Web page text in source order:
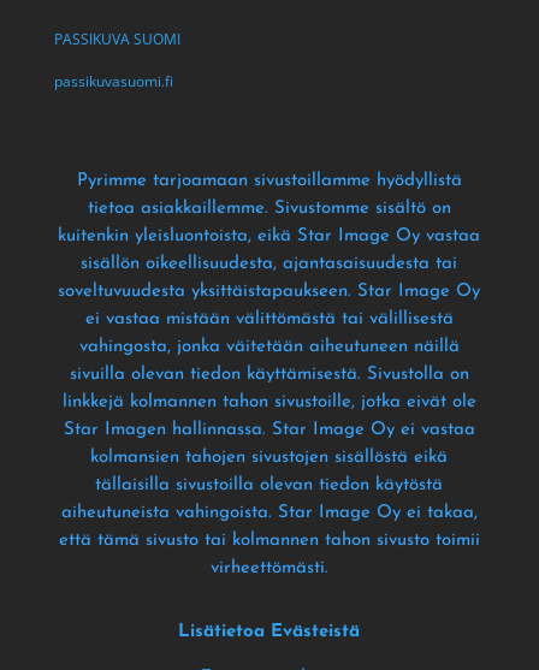
PASSIKUVA SUOMI
passikuvasuomi.fi
Pyrimme tarjoamaan sivustoillamme hyödyllistä
tietoa asiakkaillemme. Sivustomme sisältö on
kuitenkin yleisluontoista, eikä Star Image Oy vastaa
sisällön oikeellisuudesta, ajantasaisuudesta tai
soveltuvuudesta yksittäistapaukseen. Star Image Oy
ei vastaa mistään välittömästä tai välillisestä
vahingosta, jonka väitetään aiheutuneen näillä
sivuilla olevan tiedon käyttämisestä. Sivustolla on
linkkejä kolmannen tahon sivustoille, jotka eivät ole
Star Imagen hallinnassa. Star Image Oy ei vastaa
kolmansien tahojen sivustojen sisällöstä eikä
tällaisilla sivustoilla olevan tiedon käytöstä
aiheutuneista vahingoista. Star Image Oy ei takaa,
että tämä sivusto tai kolmannen tahon sivusto toimii
virheettömästi.
Lisätietoa Evästeistä